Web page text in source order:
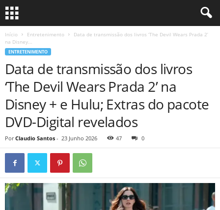
Início Entretenimento
Data de transmissão dos livros ‘The Devil Wears Prada 2’
na Disney...
ENTRETENIMENTO
Data de transmissão dos livros
‘The Devil Wears Prada 2’ na
Disney + e Hulu; Extras do pacote
DVD-Digital revelados
Por Claudio Santos - 23 Junho 2026 47 0